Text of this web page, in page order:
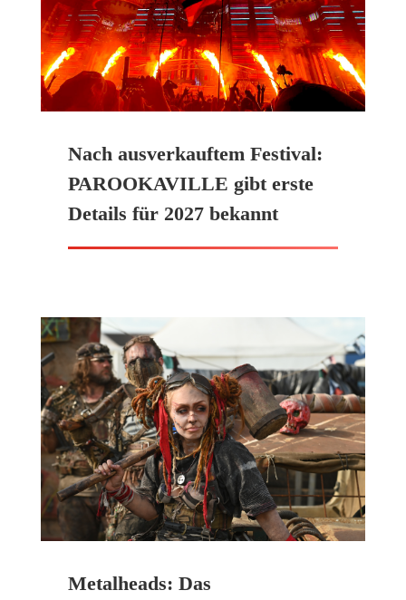
Nach ausverkauftem Festival:
PAROOKAVILLE gibt erste
Details für 2027 bekannt
Metalheads: Das